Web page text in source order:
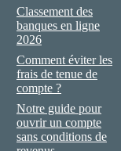
Classement des
banques en ligne
2026
Comment éviter les
frais de tenue de
compte ?
Notre guide pour
ouvrir un compte
sans conditions de